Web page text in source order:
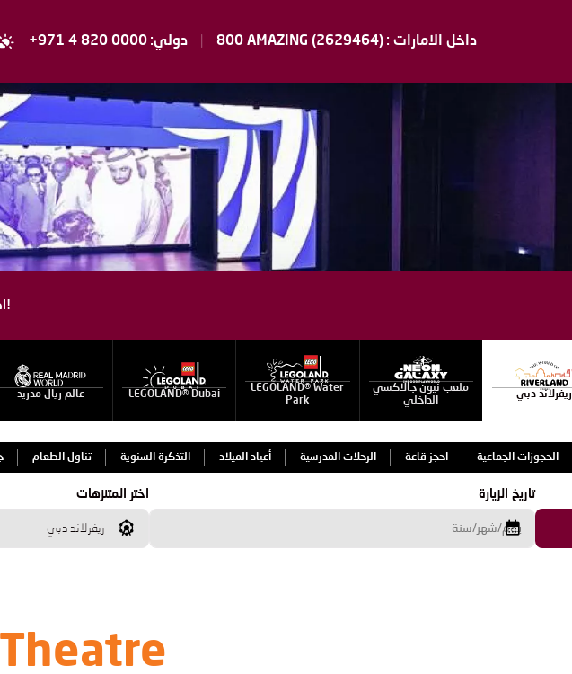
داخل الامارات : 800 AMAZING (2629464) دولي: +971 4 820 0000
اكتشف عالمًا من المرح اللامتناهي!
عالم ريال مدريد LEGOLAND® Dubai
LEGOLAND® Water
Park
ملعب نيون جالاكسي
الداخلي
ريفرلاند دبي
تناول الطعام التذكرة السنوية أعياد الميلاد الرحلات المدرسية احجز قاعة الحجوزات الجماعية
اختر المتنزهات
ريفرلاند دبي
تاريخ الزيارة